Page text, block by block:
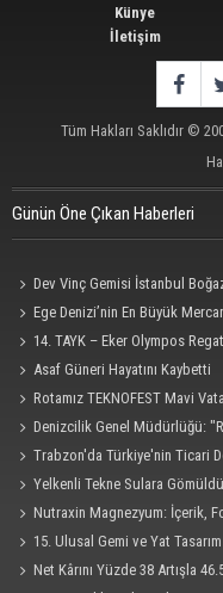
Künye
İletişim
Tüm Hakları Saklıdır ©
Günün Öne Çıkan Haberleri
Dev Vinç Gemisi İstanbul
Ege Denizi’nin En Büyük
14. TAYK – Eker Olympos
Asaf Güneri Hayatını Kaybetti
Rotamız TEKNOFEST Mavi
Denizcilik Genel Müdürlüğü:
Saldırısına Uğradı"
Trabzon'da Türkiye'nin Ticari
Yelkenli Tekne Sulara Gömüldü
Nutraxin Magnezyum: İçerik,
15. Ulusal Gemi ve Yat
UzatıldıNet Kârını Yüzde 38 Artışla